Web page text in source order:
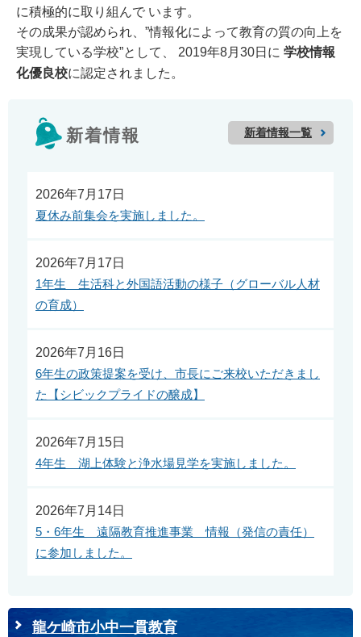
に積極的に取り組んで います。
その成果が認められ、”情報化によって教育の質の向上を
実現している学校”として、 2019年8月30日に 学校情報
化優良校に認定されました。
新着情報 新着情報一覧
2026年7月17日
夏休み前集会を実施しました。
2026年7月17日
1年生 生活科と外国語活動の様子（グローバル人材
の育成）
2026年7月16日
6年生の政策提案を受け、市長にご来校いただきまし
た【シビックプライドの醸成】
2026年7月15日
4年生 湖上体験と浄水場見学を実施しました。
2026年7月14日
5・6年生 遠隔教育推進事業 情報（発信の責任）
に参加しました。
龍ケ崎市小中一貫教育